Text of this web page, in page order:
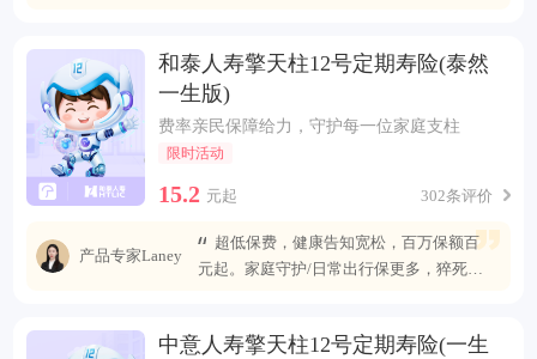
和泰人寿擎天柱12号定期寿险(泰然
一生版)
费率亲民保障给力，守护每一位家庭支柱
限时活动
15.2 元起 302条评价
产品专家Laney
超低保费，健康告知宽松，百万保额百
元起。家庭守护/日常出行保更多，猝死可
中意人寿擎天柱12号定期寿险(一生